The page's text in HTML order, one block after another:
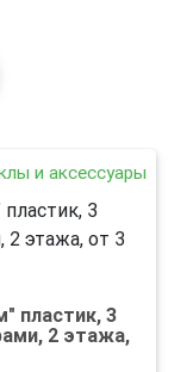
и аксессуары
пластик, 3
2 этажа,